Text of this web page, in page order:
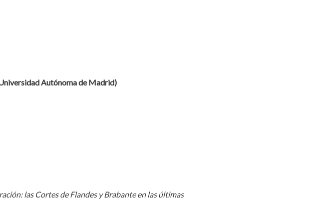
Autónoma de Madrid)
las Cortes de Flandes y Brabante en las últimas